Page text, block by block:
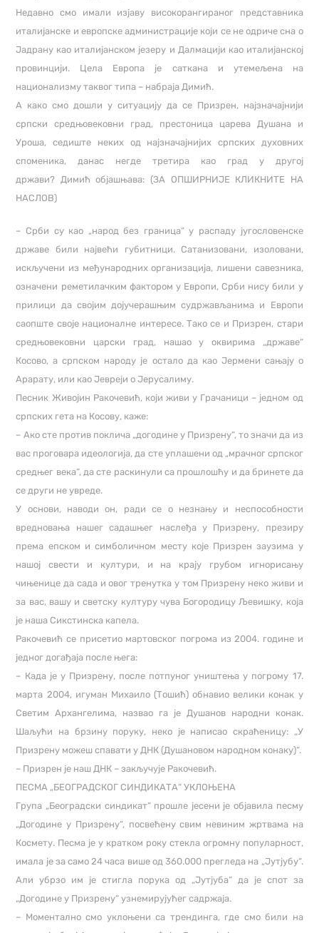
Недавно смо имали изјаву високорангираног представника
италијанске и европске администрације који се не одриче сна о
Јадрану као италијанском језеру и Далмацији као италијанској
провинцији. Цела Европа је саткана и утемељена на
национализму таквог типа – набраја Димић.
А како смо дошли у ситуацију да се Призрен, најзначајнији
српски средњовековни град, престоница царева Душана и
Уроша, седиште неких од најзначајнијих српских духовних
споменика, данас негде третира као град у другој
држави? Димић објашњава: (ЗА ОПШИРНИЈЕ КЛИКНИТЕ НА
НАСЛОВ)
– Срби су као „народ без граница“ у распаду југословенске
државе били највећи губитници. Сатанизовани, изоловани,
искључени из међународних организација, лишени савезника,
означени реметилачким фактором у Европи, Срби нису били у
прилици да својим дојучерашњим судржављанима и Европи
саопште своје националне интересе. Тако се и Призрен, стари
средњовековни царски град, нашао у оквирима „државе“
Косово, а српском народу је остало да као Јермени сањају о
Арарату, или као Јевреји о Јерусалиму.
Песник Живојин Ракочевић, који живи у Грачаници – једном од
српских гета на Косову, каже:
– Ако сте против поклича „догодине у Призрену“, то значи да из
вас проговара идеологија, да сте уплашени од „мрачног српског
средњег века“, да сте раскинули са прошлошћу и да бринете да
се други не увреде.
У основи, наводи он, ради се о незнању и неспособности
вредновања нашег садашњег наслеђа у Призрену, презиру
према епском и симболичном месту које Призрен заузима у
нашој свести и култури, и на крају грубом игнорисању
чињенице да сада и овог тренутка у том Призрену неко живи и
за вас, вашу и светску културу чува Богородицу Љевишку, која
је наша Сикстинска капела.
Ракочевић се присетио мартовског погрома из 2004. године и
једног догађаја после њега:
– Када је у Призрену, после потпуног уништења у погрому 17.
марта 2004, игуман Михаило (Тошић) обнавио велики конак у
Светим Архангелима, назвао га је Душанов народни конак.
Шаљући на брзину поруку, неко је написао скраћеницу: „У
Призрену можеш спавати у ДНК (Душановом народном конаку)“.
– Призрен је наш ДНК – закључује Ракочевић.
ПЕСМА „БЕОГРАДСКОГ СИНДИКАТА“ УКЛОЊЕНА
Група „Београдски синдикат“ прошле јесени је објавила песму
„Догодине у Призрену“, посвећену свим невиним жртвама на
Космету. Песма је у кратком року стекла огромну популарност,
имала је за само 24 часа више од 360.000 прегледа на „Јутјубу“.
Али убрзо им је стигла порука од „Јутјуба“ да је спот за
„Догодине у Призрену“ узнемирујућег садржаја.
– Моментално смо уклоњени са трендинга, где смо били на